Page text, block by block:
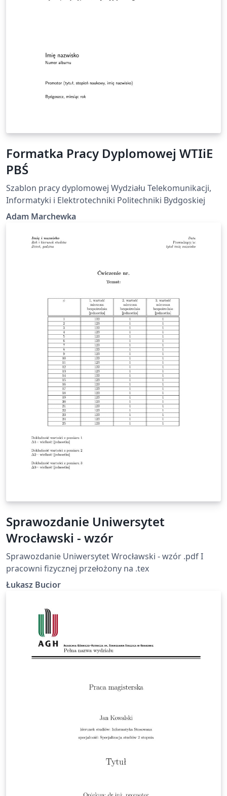
Formatka Pracy Dyplomowej WTIiE
PBŚ
Szablon pracy dyplomowej Wydziału Telekomunikacji,
Informatyki i Elektrotechniki Politechniki Bydgoskiej
Adam Marchewka
Sprawozdanie Uniwersytet
Wrocławski - wzór
Sprawozdanie Uniwersytet Wrocławski - wzór .pdf I
pracowni fizycznej przełożony na .tex
Łukasz Bucior